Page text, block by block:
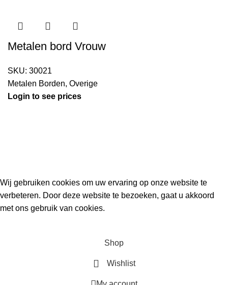
Metalen bord Vrouw
SKU: 30021
Metalen Borden, Overige
Login to see prices
Wij gebruiken cookies om uw ervaring op onze website te
verbeteren. Door deze website te bezoeken, gaat u akkoord
met ons gebruik van cookies.
Shop
Wishlist